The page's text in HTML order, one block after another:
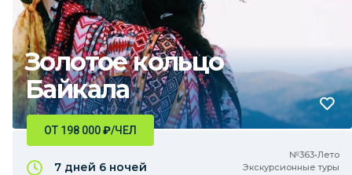
Золотое кольцо
Байкала
№363•Лето
Экскурсионные туры
ОТ 198 000₽/ЧЕЛ
7 дней 6 ночей